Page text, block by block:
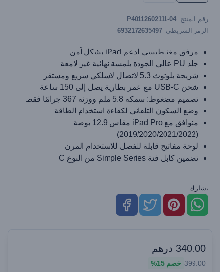
رقم المنتج: P40112602111-04
الرمز الشريطي: 6932172635497
مرفق مغناطيسي لدعم iPad بشكل آمن
جلد PU عالي الجودة بلمسة نهائية غير لامعة
شريحة بلوتوث 5.3 لاتصال لاسلكي سريع ومستقر
شحن USB-C مع عمر بطارية يصل إلى 150 ساعة
تصميم مضغوط: سمكه 5.8 ملم ووزنه 367 جرامًا فقط
وضع السكون التلقائي لكفاءة استخدام الطاقة
متوافق مع iPad Pro مقاس 12.9 بوصة
(2019/2020/2021/2022)
لوحة مفاتيح قابلة للفصل للاستخدام المرن
تضمين كابل فئة Simple Series من النوع C
يشارك
340.00 درهم
399.00 خصم 15%